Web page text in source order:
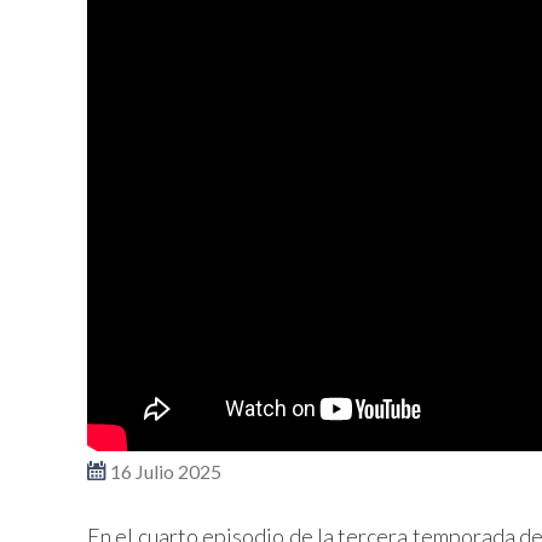
16 Julio 2025
En el cuarto episodio de la tercera temporada